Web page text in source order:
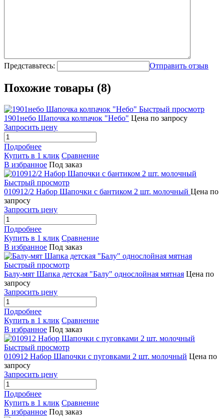
Представьтесь: Отправить отзыв
Похожие товары (8)
Быстрый просмотр
1901небо Шапочка колпачок "Небо" Цена по запросу
Запросить цену
Подробнее
Купить в 1 клик Сравнение
В избранное Под заказ
Быстрый просмотр
010912/2 Набор Шапочки с бантиком 2 шт. молочный Цена по
запросу
Запросить цену
Подробнее
Купить в 1 клик Сравнение
В избранное Под заказ
Быстрый просмотр
Балу-мят Шапка детская "Балу" однослойная мятная Цена по
запросу
Запросить цену
Подробнее
Купить в 1 клик Сравнение
В избранное Под заказ
Быстрый просмотр
010912 Набор Шапочки с пуговками 2 шт. молочный Цена по
запросу
Запросить цену
Подробнее
Купить в 1 клик Сравнение
В избранное Под заказ